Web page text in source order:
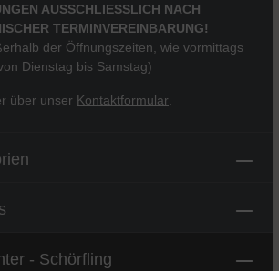
- Schörfling
AUSSCHLIESSLICH NACH
TERMINVEREINBARUNG!
der Öffnungszeiten, wie vormittags
Dienstag bis Samstag)
über unser Kontaktformular